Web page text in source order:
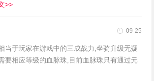
>>
09-25
当于玩家在游戏中的三成战力,坐骑升级无疑
要相应等级的血脉珠,目前血脉珠只有通过元